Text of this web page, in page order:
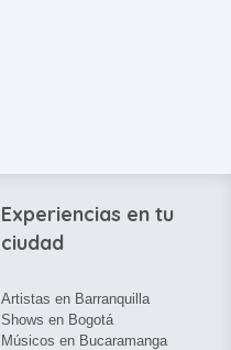
Experiencias en tu
ciudad
Artistas en Barranquilla
Shows en Bogotá
Músicos en Bucaramanga